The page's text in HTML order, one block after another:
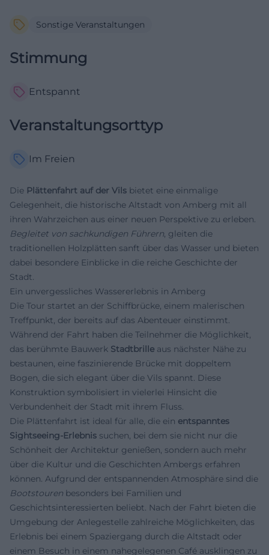
Sonstige Veranstaltungen
Stimmung
Entspannt
Veranstaltungsorttyp
Im Freien
Die Plättenfahrt auf der Vils bietet eine einmalige
Gelegenheit, die historische Altstadt von Amberg mit all
ihren Wahrzeichen aus einer neuen Perspektive zu erleben.
Begleitet von sachkundigen Führern, gleiten die
traditionellen Holzplätten sanft über das Wasser und bieten
dabei besondere Einblicke in die reiche Geschichte der
Stadt.
Ein unvergessliches Wassererlebnis in Amberg
Die Tour startet an der Schiffbrücke, einem malerischen
Treffpunkt, der bereits auf das Abenteuer einstimmt.
Während der Fahrt haben die Teilnehmer die Möglichkeit,
das berühmte Bauwerk Stadtbrille aus nächster Nähe zu
bestaunen, eine faszinierende Brücke mit doppeltem
Bogen, die sich elegant über die Vils spannt. Diese
Konstruktion symbolisiert in vielerlei Hinsicht die
Verbundenheit der Stadt mit ihrem Fluss.
Die Plättenfahrt ist ideal für alle, die ein entspanntes
Sightseeing-Erlebnis suchen, bei dem sie nicht nur die
Schönheit der Architektur genießen, sondern auch mehr
über die Kultur und die Geschichten Ambergs erfahren
können. Aufgrund der entspannenden Atmosphäre sind die
Bootstouren besonders bei Familien und
Geschichtsinteressierten beliebt. Nach der Fahrt bieten die
Umgebung der Anlegestelle zahlreiche Möglichkeiten, das
Erlebnis bei einem Spaziergang durch die Altstadt oder
einem Besuch in einem nahegelegenen Café ausklingen zu